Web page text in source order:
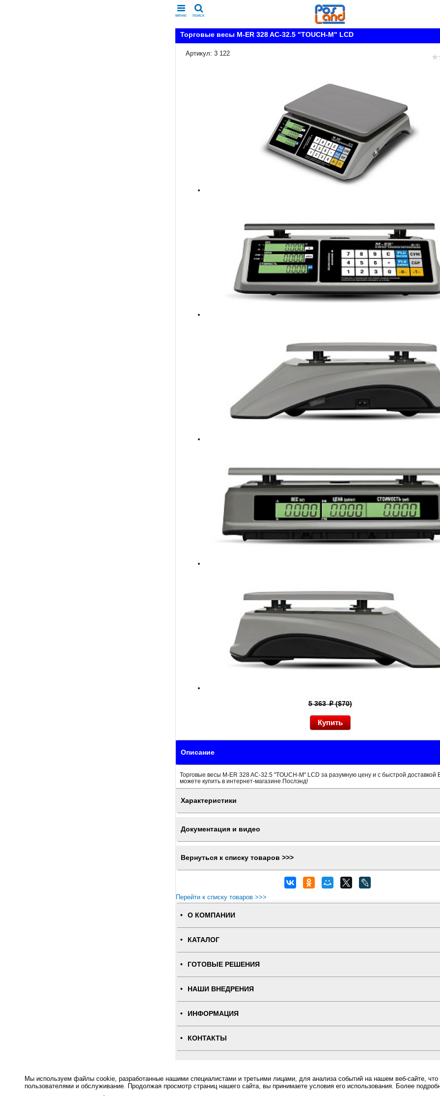
Мы используем файлы cookie, разработанные нашими специалистами и третьими лицами, для анализа событий на нашем веб-сайте, что
пользователями и обслуживание. Продолжая просмотр страниц нашего сайта, вы принимаете условия его использования. Более
.
меню поиск
Торговые весы M-ER 328 AC-32.5 "TOUCH-M" LCD
Артикул: 3 122
5 363p($70)
Описание
Торговые весы M-ER 328 AC-32.5 "TOUCH-M" LCD за разумную цену и с быстрой доставкой
можете купить в интернет-магазине Послэнд!
Характеристики
Документация и видео
Вернуться к списку товаров >>>
Перейти к списку товаров >>>
О КОМПАНИИ
КАТАЛОГ
ГОТОВЫЕ РЕШЕНИЯ
НАШИ ВНЕДРЕНИЯ
ИНФОРМАЦИЯ
КОНТАКТЫ
Интернет-магазин "ПОСЛЭНД" - торгового оборудования, оборудования для автоматизации общепита и торговли,
Все права защищены, ООО "ПОСЛЭНД" © 2008-2026.